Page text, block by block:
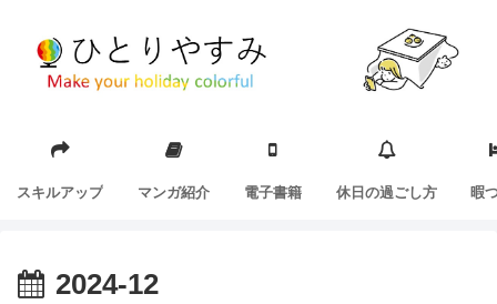
スキルアップ マンガ紹介 電子書籍 休日の過ごし方 暇
2024-12